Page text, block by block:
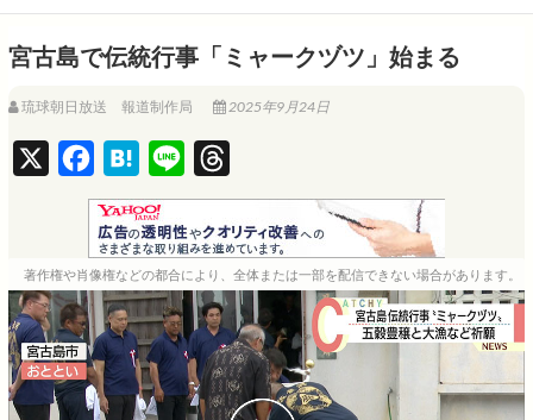
宮古島で伝統行事「ミャークヅツ」始まる
琉球朝日放送 報道制作局 2025年9月24日
a
c
e
b
o
o
k
H
a
t
e
n
a
i
n
e
h
r
e
a
d
s
著作権や肖像権などの都合により、全体または一部を配信できない場合があります。